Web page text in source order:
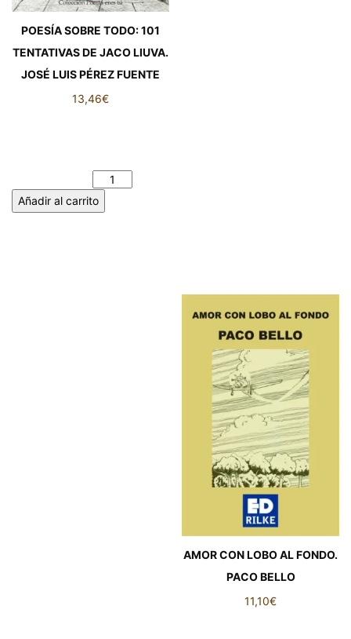
POESÍA SOBRE TODO: 101
TENTATIVAS DE JACO LIUVA.
JOSÉ LUIS PÉREZ FUENTE
13,46€
Añadir al carrito
AMOR CON LOBO AL FONDO.
PACO BELLO
11,10€